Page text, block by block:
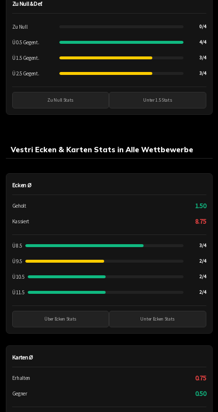
Zu Null & Def.
Zu Null 0/4
Ü 0.5 Gegent. 4/4
Ü 1.5 Gegent. 3/4
Ü 2.5 Gegent. 3/4
Zu Null Stats Unter 1.5 Stats
Vestri Ecken & Karten Stats in Alle Wettbewerbe
Ecken Ø
Geholt 1.50
Kassiert 8.75
Ü 8.5 3/4
Ü 9.5 2/4
Ü 10.5 2/4
Ü 11.5 2/4
Über Ecken Stats Unter Ecken Stats
Karten Ø
Erhalten 0.75
Gegner 0.50